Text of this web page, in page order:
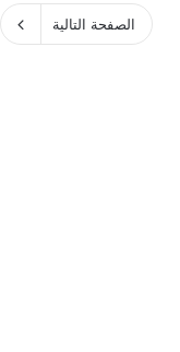
الصفحة التالية